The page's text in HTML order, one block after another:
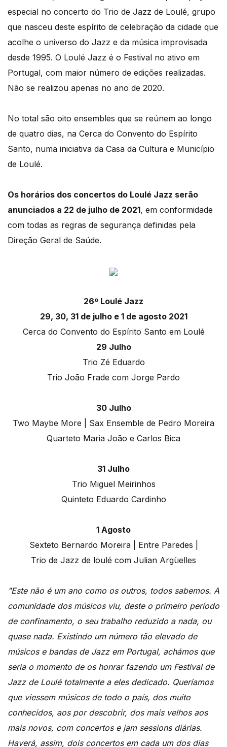
especial no concerto do Trio de Jazz de Loulé, grupo
que nasceu deste espírito de celebração da cidade que
acolhe o universo do Jazz e da música improvisada
desde 1995. O Loulé Jazz é o Festival no ativo em
Portugal, com maior número de edições realizadas.
Não se realizou apenas no ano de 2020.
No total são oito ensembles que se reúnem ao longo
de quatro dias, na Cerca do Convento do Espírito
Santo, numa iniciativa da Casa da Cultura e Município
de Loulé.
Os horários dos concertos do Loulé Jazz serão
anunciados a 22 de julho de 2021, em conformidade
com todas as regras de segurança definidas pela
Direção Geral de Saúde.
26º Loulé Jazz
29, 30, 31 de julho e 1 de agosto 2021
Cerca do Convento do Espírito Santo em Loulé
29 Julho
Trio Zé Eduardo
Trio João Frade com Jorge Pardo
30 Julho
Two Maybe More | Sax Ensemble de Pedro Moreira
Quarteto Maria João e Carlos Bica
31 Julho
Trio Miguel Meirinhos
Quinteto Eduardo Cardinho
1 Agosto
Sexteto Bernardo Moreira | Entre Paredes |
Trio de Jazz de loulé com Julian Argüelles
"Este não é um ano como os outros, todos sabemos. A
comunidade dos músicos viu, deste o primeiro período
de confinamento, o seu trabalho reduzido a nada, ou
quase nada. Existindo um número tão elevado de
músicos e bandas de Jazz em Portugal, achámos que
seria o momento de os honrar fazendo um Festival de
Jazz de Loulé totalmente a eles dedicado. Queríamos
que viessem músicos de todo o país, dos muito
conhecidos, aos por descobrir, dos mais velhos aos
mais novos, com concertos e jam sessions diárias.
Haverá, assim, dois concertos em cada um dos dias